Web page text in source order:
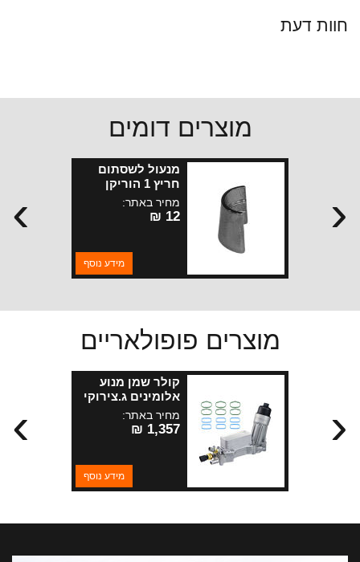
חוות דעת
מוצרים דומים
מנעול לשסתום
חריץ 1 הוריקן
258 6 צילנדר
מחיר באתר:
12 ₪
מידע נוסף
› ‹
מוצרים פופולאריים
קולר שמן מנוע
אלומינים ג.צירוקי
+JL+ WK2+JK
דיזל+KL 3.2 2014
מחיר באתר:
1,357 ₪
מידע נוסף
› ‹